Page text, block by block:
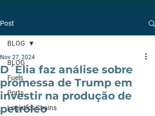
Post
BLOG
Fuels
Ports
Logistics Chains
BLOG
D´Elia faz análise sobre
promessa de Trump em
investir na produção de
petróleo
Nov 27, 2024